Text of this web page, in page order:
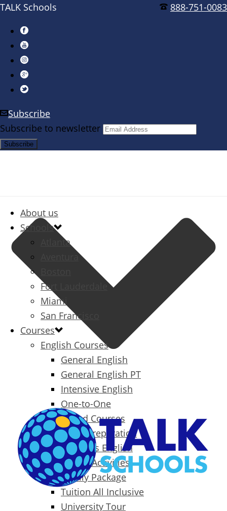
888-751-0083
TALK Schools
Subscribe
Subscribe to newsletter
About us
Schools
Atlanta
Aventura
Fort Lauderdale
Miami
San Francisco
Courses
English Courses
General English
General English PT
Intensive English
One-to-One
Specialized Courses
Exam Preparation
Business English
Packages & Activities
Family Package
Tuition All Inclusive
University Tour